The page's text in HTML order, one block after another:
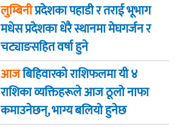
लुम्बिनीप्रदेशका पहाडी र तराई भूभाग
मधेस प्रदेशका धेरै स्थानमा मेघगर्जन र
चट्याङसहित वर्षा हुने
आजबिहिवारकाे राशिफलमा यी ४
राशिका व्यक्तिहरूले आज ठूलो नाफा
कमाउनेछन्, भाग्य बलियो हुनेछ